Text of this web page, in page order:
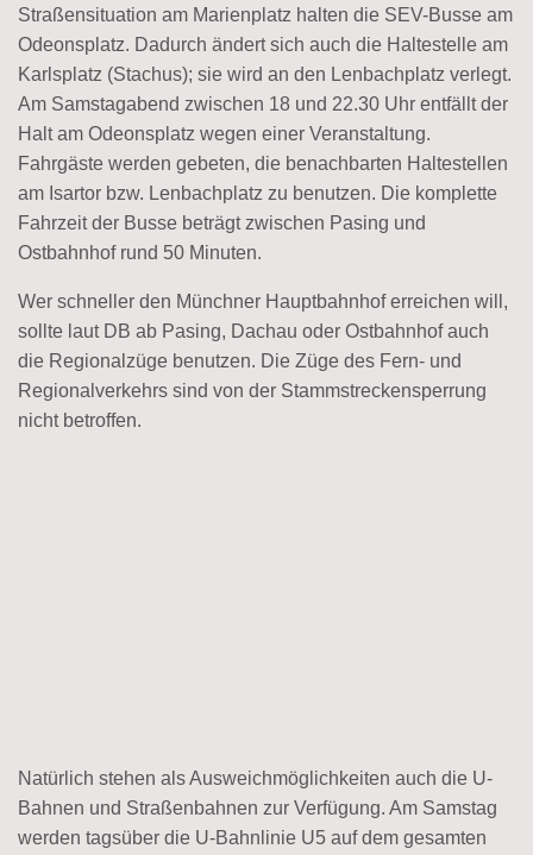
Straßensituation am Marienplatz halten die SEV-Busse am
Odeonsplatz. Dadurch ändert sich auch die Haltestelle am
Karlsplatz (Stachus); sie wird an den Lenbachplatz verlegt.
Am Samstagabend zwischen 18 und 22.30 Uhr entfällt der
Halt am Odeonsplatz wegen einer Veranstaltung.
Fahrgäste werden gebeten, die benachbarten Haltestellen
am Isartor bzw. Lenbachplatz zu benutzen. Die komplette
Fahrzeit der Busse beträgt zwischen Pasing und
Ostbahnhof rund 50 Minuten.
Wer schneller den Münchner Hauptbahnhof erreichen will,
sollte laut DB ab Pasing, Dachau oder Ostbahnhof auch
die Regionalzüge benutzen. Die Züge des Fern- und
Regionalverkehrs sind von der Stammstreckensperrung
nicht betroffen.
Natürlich stehen als Ausweichmöglichkeiten auch die U-
Bahnen und Straßenbahnen zur Verfügung. Am Samstag
werden tagsüber die U-Bahnlinie U5 auf dem gesamten